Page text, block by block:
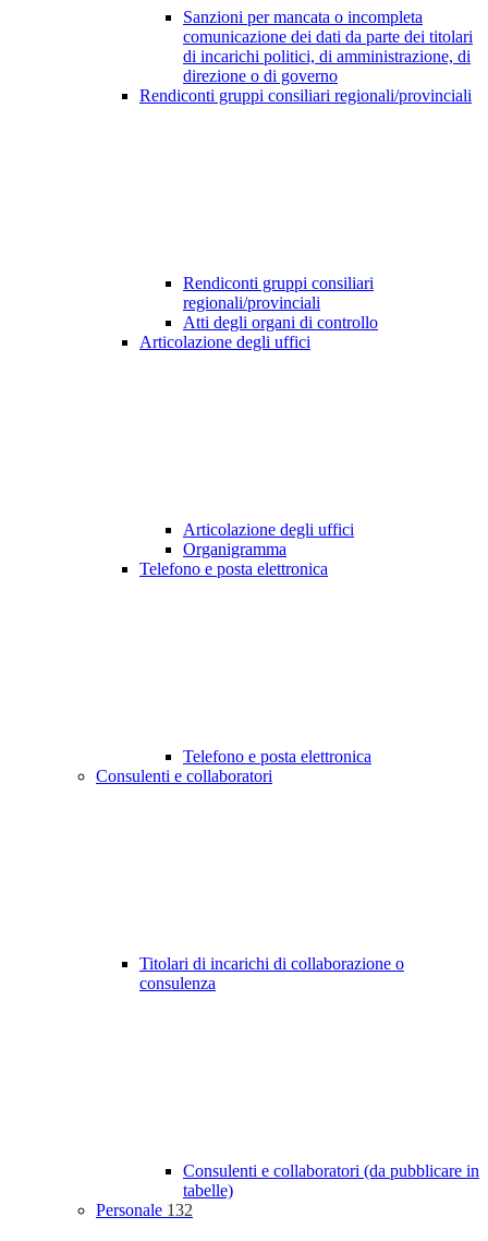
Sanzioni per mancata o incompleta
comunicazione dei dati da parte dei titolari
di incarichi politici, di amministrazione, di
direzione o di governo
Rendiconti gruppi consiliari regionali/provinciali
Rendiconti gruppi consiliari
regionali/provinciali
Atti degli organi di controllo
Articolazione degli uffici
Articolazione degli uffici
Organigramma
Telefono e posta elettronica
Telefono e posta elettronica
Consulenti e collaboratori
Titolari di incarichi di collaborazione o
consulenza
Consulenti e collaboratori (da pubblicare in
tabelle)
Personale 132